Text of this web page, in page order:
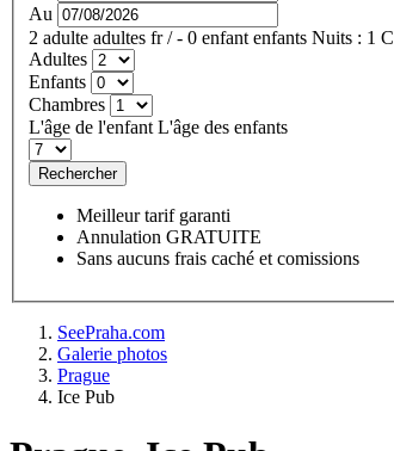
Au
2 adulte adultes fr / - 0 enfant enfants Nuits : 1
Adultes
Enfants
Chambres
L'âge de l'enfant L'âge des enfants
Rechercher
Meilleur tarif garanti
Annulation GRATUITE
Sans aucuns frais caché et comissions
SeePraha.com
Galerie photos
Prague
Ice Pub